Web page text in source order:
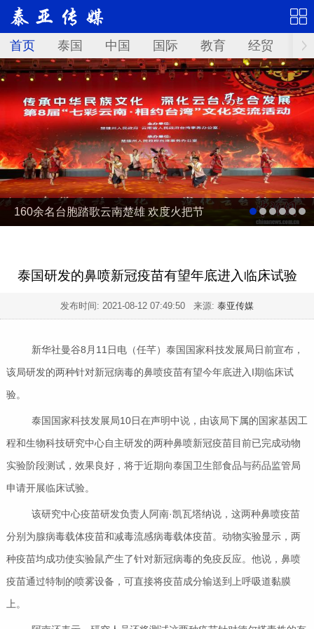
首页 泰国 中国 国际 教育 经贸 华
160余名台胞踏歌云南楚雄 欢度火把节
泰国研发的鼻喷新冠疫苗有望年底进入临床试验
发布时间: 2021-08-12 07:49:50 来源: 泰亚传媒
新华社曼谷8月11日电（任芊）泰国国家科技发展局日前宣布，
该局研发的两种针对新冠病毒的鼻喷疫苗有望今年底进入I期临床试
验。
泰国国家科技发展局10日在声明中说，由该局下属的国家基因工
程和生物科技研究中心自主研发的两种鼻喷新冠疫苗目前已完成动物
实验阶段测试，效果良好，将于近期向泰国卫生部食品与药品监管局
申请开展临床试验。
该研究中心疫苗研发负责人阿南·凯瓦塔纳说，这两种鼻喷疫苗
分别为腺病毒载体疫苗和减毒流感病毒载体疫苗。动物实验显示，两
种疫苗均成功使实验鼠产生了针对新冠病毒的免疫反应。他说，鼻喷
疫苗通过特制的喷雾设备，可直接将疫苗成分输送到上呼吸道黏膜
上。